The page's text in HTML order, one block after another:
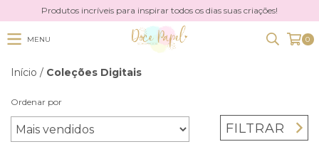
Produtos incríveis para inspirar todos os dias suas criações!
MENU 0
Início / Coleções Digitais
Ordenar por
FILTRAR